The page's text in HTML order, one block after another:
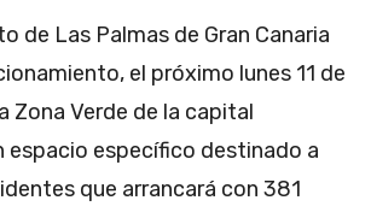
de Las Palmas de Gran Canaria
el próximo lunes 11 de
Zona Verde de la capital
espacio específico destinado a
que arrancará con 381